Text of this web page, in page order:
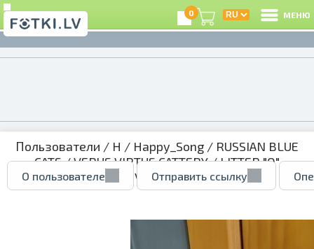
0 МЕНЮ
Пользователи / H / Happy_Song / RUSSIAN BLUE
CATS/VERUS VIRTUS CATTERY/LITTER "O"
01.04.2022/ OLIVER male/ 51627781.jpg
О пользователе Отправить ссылку